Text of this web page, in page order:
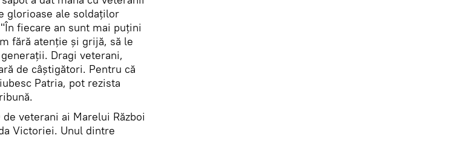
glorioase ale soldaților
fiecare an sunt mai puțini
fără atenție și grijă, să le
Dragi veterani,
de câștigători. Pentru că
Patria, pot rezista
veterani ai Marelui Război
Victoriei. Unul dintre